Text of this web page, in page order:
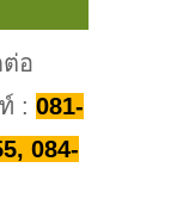
อ
: 081-
084-